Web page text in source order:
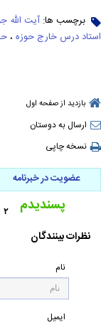
برچسب ها: آیت الله
استاد درس خارج حوزه ،
بازدید از صفحه اول
ارسال به دوستان
نسخه چاپی
عضویت در خبرنامه
۲ پسندیدم
نظرات بینندگان
نام
ایمیل